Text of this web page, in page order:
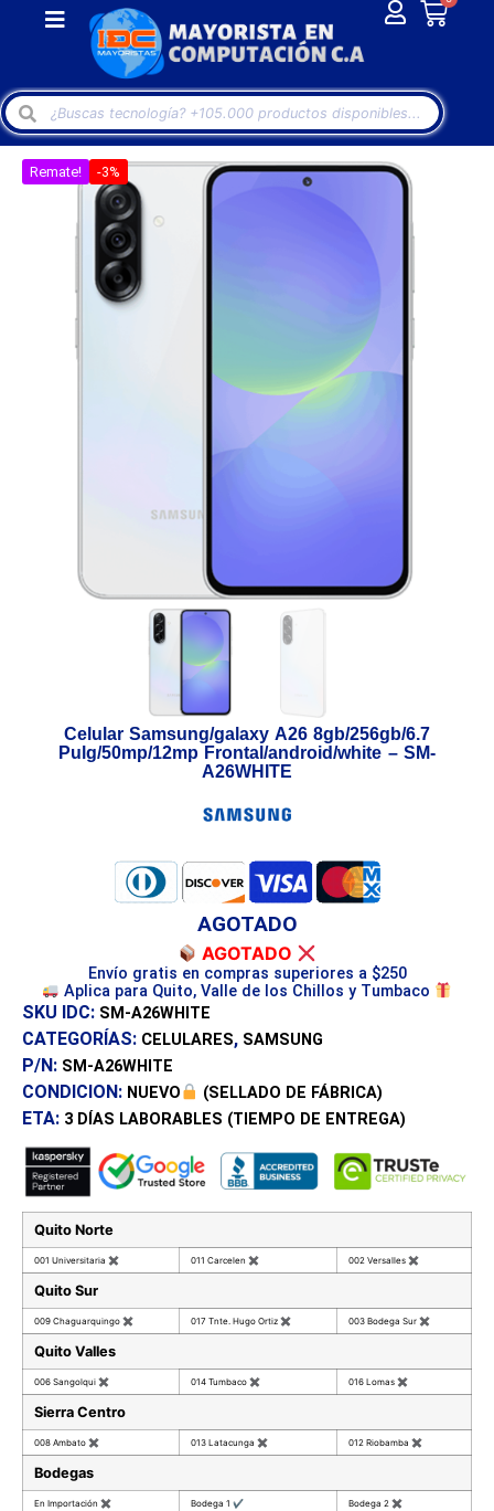
Remate! -3%
Celular Samsung/galaxy A26 8gb/256gb/6.7
Pulg/50mp/12mp Frontal/android/white – SM-
A26WHITE
AGOTADO
AGOTADO
Envío gratis en compras superiores a $250
Aplica para Quito, Valle de los Chillos y Tumbaco
SKU IDC: SM-A26WHITE
CATEGORÍAS: CELULARES, SAMSUNG
P/N: SM-A26WHITE
CONDICION: NUEVO (SELLADO DE FÁBRICA)
ETA: 3 DÍAS LABORABLES (TIEMPO DE ENTREGA)
Quito Norte
001 Universitaria ✖ 011 Carcelen ✖ 002 Versalles ✖
Quito Sur
009 Chaguarquingo ✖ 017 Tnte. Hugo Ortiz ✖ 003 Bodega Sur ✖
Quito Valles
006 Sangolqui ✖ 014 Tumbaco ✖ 016 Lomas ✖
Sierra Centro
008 Ambato ✖ 013 Latacunga ✖ 012 Riobamba ✖
Bodegas
En Importación ✖ Bodega 1 ✔ Bodega 2 ✖